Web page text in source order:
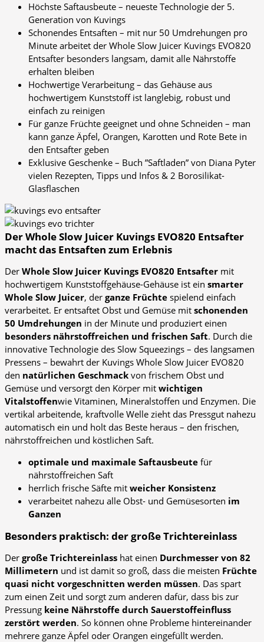
Höchste Saftausbeute – neueste Technologie der 5.
Generation von Kuvings
Schonendes Entsaften – mit nur 50 Umdrehungen pro
Minute arbeitet der Whole Slow Juicer Kuvings EVO820
Entsafter besonders langsam, damit alle Nährstoffe
erhalten bleiben
Hochwertige Verarbeitung – das Gehäuse aus
hochwertigem Kunststoff ist langlebig, robust und
einfach zu reinigen
Für ganze Früchte geeignet und ohne Schneiden – man
kann ganze Äpfel, Orangen, Karotten und Rote Bete in
den Entsafter geben
Exklusive Geschenke – Buch ”Saftladen” von Diana Pyter
vielen Rezepten, Tipps und Infos & 2 Borosilikat-
Glasflaschen
Der Whole Slow Juicer Kuvings EVO820 Entsafter
macht das Entsaften zum Erlebnis
Der Whole Slow Juicer Kuvings EVO820 Entsafter mit
hochwertigem Kunststoffgehäuse-Gehäuse ist ein smarter
Whole Slow Juicer, der ganze Früchte spielend einfach
verarbeitet. Er entsaftet Obst und Gemüse mit schonenden
50 Umdrehungen in der Minute und produziert einen
besonders nährstoffreichen und frischen Saft. Durch die
innovative Technologie des Slow Squeezings – des langsamen
Pressens – bewahrt der Kuvings Whole Slow Juicer EVO820
den natürlichen Geschmack von frischem Obst und
Gemüse und versorgt den Körper mit wichtigen
Vitalstoffenwie Vitaminen, Mineralstoffen und Enzymen. Die
vertikal arbeitende, kraftvolle Welle zieht das Pressgut nahezu
automatisch ein und holt das Beste heraus – den frischen,
nährstoffreichen und köstlichen Saft.
optimale und maximale Saftausbeute für
nährstoffreichen Saft
herrlich frische Säfte mit weicher Konsistenz
verarbeitet nahezu alle Obst- und Gemüsesorten im
Ganzen
Besonders praktisch: der große Trichtereinlass
Der große Trichtereinlass hat einen Durchmesser von 82
Millimetern und ist damit so groß, dass die meisten Früchte
quasi nicht vorgeschnitten werden müssen. Das spart
zum einen Zeit und sorgt zum anderen dafür, dass bis zur
Pressung keine Nährstoffe durch Sauerstoffeinfluss
zerstört werden. So können ohne Probleme hintereinander
mehrere ganze Äpfel oder Orangen eingefüllt werden.